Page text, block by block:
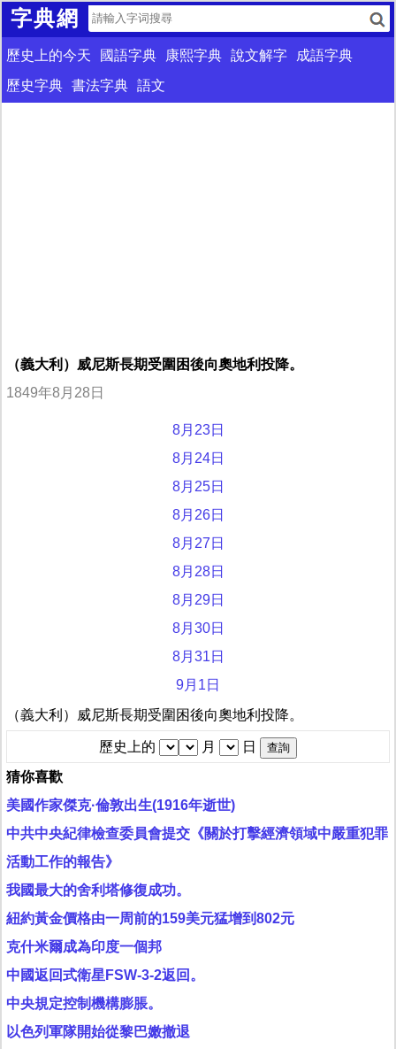
字典網
歷史上的今天 國語字典 康熙字典 說文解字
成語字典
歷史字典 書法字典 語文
（義大利）威尼斯長期受圍困後向奧地利投降。
1849年8月28日
8月23日
8月24日
8月25日
8月26日
8月27日
8月28日
8月29日
8月30日
8月31日
9月1日
（義大利）威尼斯長期受圍困後向奧地利投降。
歷史上的 月 日
猜你喜歡
美國作家傑克·倫敦出生(1916年逝世)
中共中央紀律檢查委員會提交《關於打擊經濟領域中嚴重犯罪
活動工作的報告》
我國最大的舍利塔修復成功。
紐約黃金價格由一周前的159美元猛增到802元
克什米爾成為印度一個邦
中國返回式衛星FSW-3-2返回。
中央規定控制機構膨脹。
以色列軍隊開始從黎巴嫩撤退